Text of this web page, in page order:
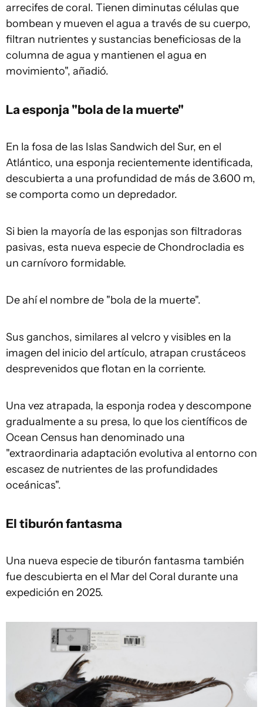
arrecifes de coral. Tienen diminutas células que
bombean y mueven el agua a través de su cuerpo,
filtran nutrientes y sustancias beneficiosas de la
columna de agua y mantienen el agua en
movimiento", añadió.
La esponja "bola de la muerte"
En la fosa de las Islas Sandwich del Sur, en el
Atlántico, una esponja recientemente identificada,
descubierta a una profundidad de más de 3.600 m,
se comporta como un depredador.
Si bien la mayoría de las esponjas son filtradoras
pasivas, esta nueva especie de Chondrocladia es
un carnívoro formidable.
De ahí el nombre de "bola de la muerte".
Sus ganchos, similares al velcro y visibles en la
imagen del inicio del artículo, atrapan crustáceos
desprevenidos que flotan en la corriente.
Una vez atrapada, la esponja rodea y descompone
gradualmente a su presa, lo que los científicos de
Ocean Census han denominado una
"extraordinaria adaptación evolutiva al entorno con
escasez de nutrientes de las profundidades
oceánicas".
El tiburón fantasma
Una nueva especie de tiburón fantasma también
fue descubierta en el Mar del Coral durante una
expedición en 2025.